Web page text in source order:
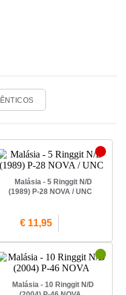
Malásia - 5 Ringgit N/D
(1989) P-28 NOVA / UNC
€ 11,95
Malásia - 10 Ringgit N/D